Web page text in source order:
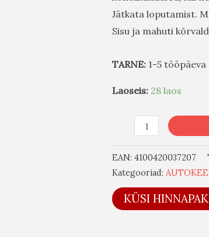
Jätkata loputamist.
Sisu ja mahuti
TARNE: 1-5 tööpäeva
Laoseis: 28 laos
EAN: 4100420037207
Kategooriad:
KÜSI